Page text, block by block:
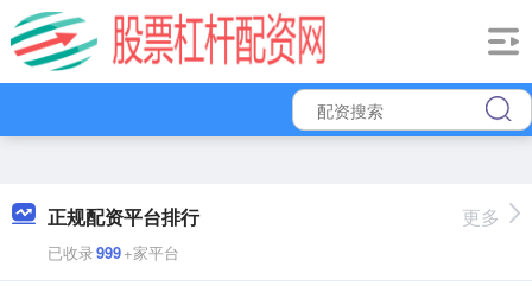
正规配资平台排行
已收录999+家平台
更多